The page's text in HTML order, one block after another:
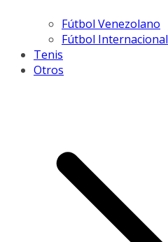
Fútbol Venezolano
Fútbol Internacional
Tenis
Otros